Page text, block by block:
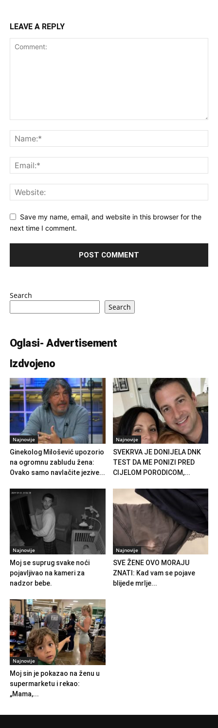
LEAVE A REPLY
Save my name, email, and website in this browser for the
next time I comment.
Search
Search
Oglasi- Advertisement
Izdvojeno
Najnovije
Ginekolog Milošević upozorio
na ogromnu zabludu žena:
Ovako samo navlačite jezive...
Najnovije
SVEKRVA JE DONIJELA DNK
TEST DA ME PONIZI PRED
CIJELOM PORODICOM,...
Najnovije
Moj se suprug svake noći
pojavljivao na kameri za
nadzor bebe.
Najnovije
SVE ŽENE OVO MORAJU
ZNATI: Kad vam se pojave
blijede mrlje...
Najnovije
Moj sin je pokazao na ženu u
supermarketu i rekao:
„Mama,...